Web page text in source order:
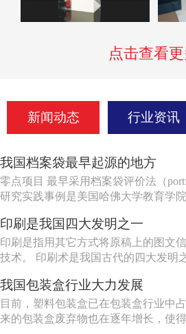
点击查看
新闻动态 行业资讯
我国档案袋最早起源的地方
零点项目 最早采用档案袋评价法（
研究实践事例是美国哈佛大学教育学
家哥德曼（N.Goodman）发起了艺术教
年，“零点项目”由于得到了提...
印刷是我国四大发明之一
印刷是指用其它方式将原稿上的图文
技术。 印刷术是我国古代的四大发明
一台快速印刷机，这以后才开始了印
1860年，美国生产出第一批轮转机，
速印刷机...
我国包装盒行业大力发展
目前，塑料包装盒已在包装盒行业中
来的包装盒废弃物也在逐年增长，使